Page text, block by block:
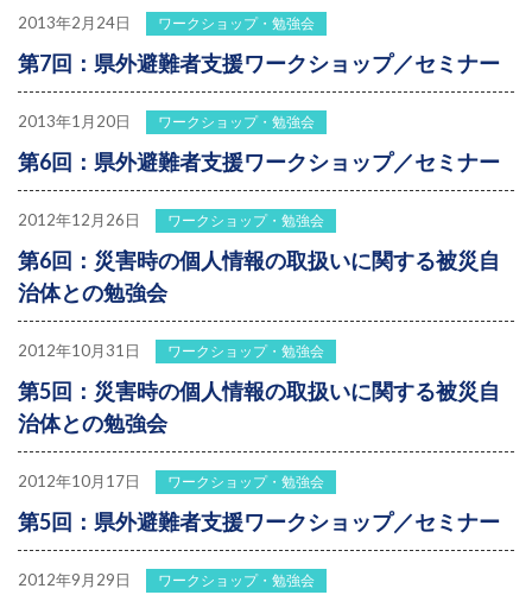
2013年2月24日 ワークショップ・勉強会
第7回：県外避難者支援ワークショップ／セミナー
2013年1月20日 ワークショップ・勉強会
第6回：県外避難者支援ワークショップ／セミナー
2012年12月26日 ワークショップ・勉強会
第6回：災害時の個人情報の取扱いに関する被災自
治体との勉強会
2012年10月31日 ワークショップ・勉強会
第5回：災害時の個人情報の取扱いに関する被災自
治体との勉強会
2012年10月17日 ワークショップ・勉強会
第5回：県外避難者支援ワークショップ／セミナー
2012年9月29日 ワークショップ・勉強会